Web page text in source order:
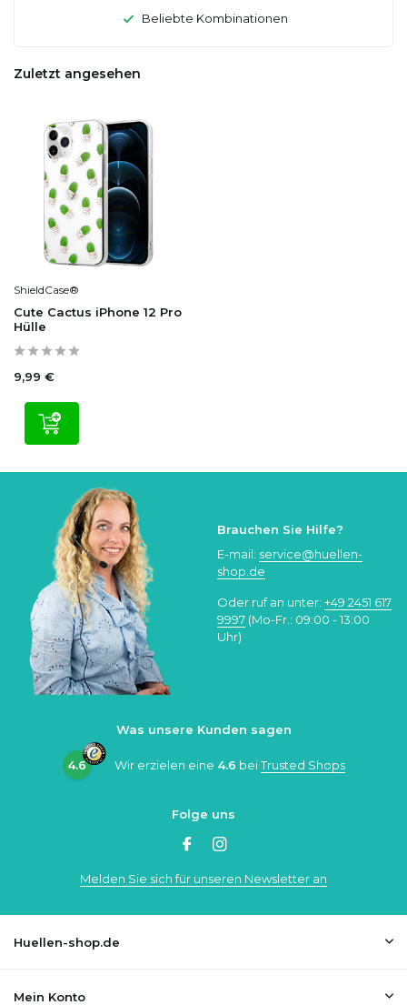
Beliebte Kombinationen
Zuletzt angesehen
ShieldCase®
Cute Cactus iPhone 12 Pro
Hülle
9,99 €
Brauchen Sie Hilfe?
E-mail: service@huellen-
shop.de
Oder ruf an unter: +49 2451 617
9997 (Mo-Fr.: 09:00 - 13:00
Uhr)
Was unsere Kunden sagen
4.6 Wir erzielen eine 4.6 beiTrusted Shops
Folge uns
Melden Sie sich für unseren Newsletter an
Huellen-shop.de
Mein Konto